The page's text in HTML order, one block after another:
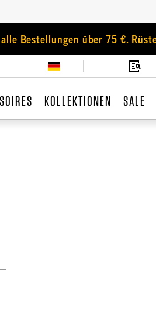
Bestellungen über 75 €.
KOLLEKTIONEN SALE